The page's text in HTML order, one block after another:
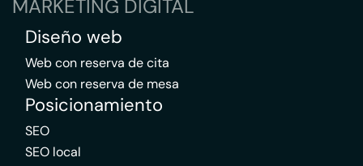
MARKETING DIGITAL
Diseño web
Web con reserva de cita
Web con reserva de mesa
Posicionamiento
SEO
SEO local